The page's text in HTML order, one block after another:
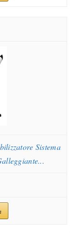
Sistema